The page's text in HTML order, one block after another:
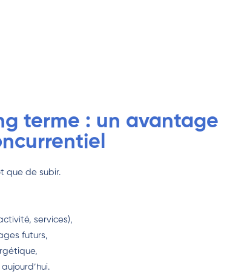
terme : un avantage
que de subir.
services),
futurs,